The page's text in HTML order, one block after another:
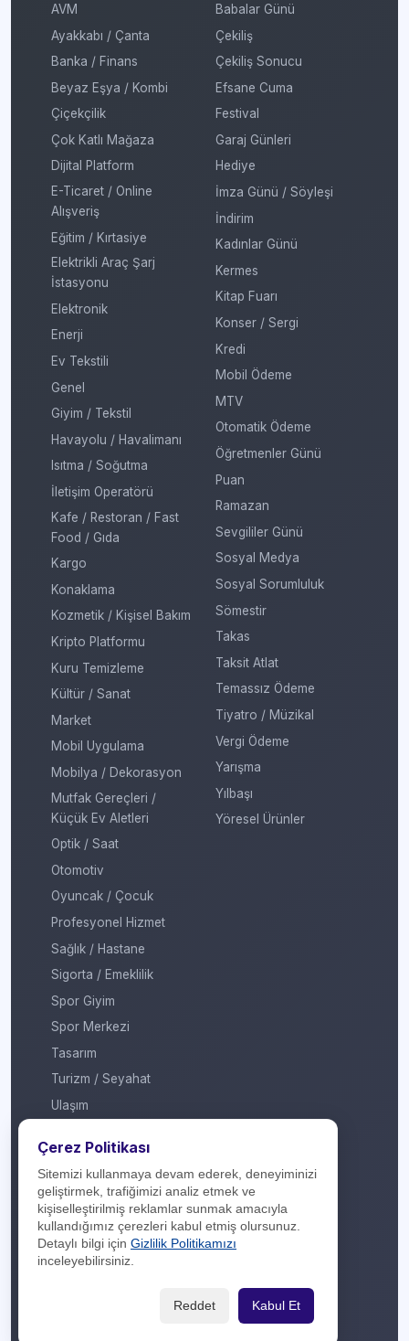
AVM
Ayakkabı / Çanta
Banka / Finans
Beyaz Eşya / Kombi
Çiçekçilik
Çok Katlı Mağaza
Dijital Platform
E-Ticaret / Online
Alışveriş
Eğitim / Kırtasiye
Elektrikli Araç Şarj
İstasyonu
Elektronik
Enerji
Ev Tekstili
Genel
Giyim / Tekstil
Havayolu / Havalimanı
Isıtma / Soğutma
İletişim Operatörü
Kafe / Restoran / Fast
Food / Gıda
Kargo
Konaklama
Kozmetik / Kişisel Bakım
Kripto Platformu
Kuru Temizleme
Kültür / Sanat
Market
Mobil Uygulama
Mobilya / Dekorasyon
Mutfak Gereçleri /
Küçük Ev Aletleri
Optik / Saat
Otomotiv
Oyuncak / Çocuk
Profesyonel Hizmet
Sağlık / Hastane
Sigorta / Emeklilik
Spor Giyim
Spor Merkezi
Tasarım
Turizm / Seyahat
Ulaşım
Yapı Marketi
Yurt Dışı / Duty Free
Babalar Günü
Çekiliş
Çekiliş Sonucu
Efsane Cuma
Festival
Garaj Günleri
Hediye
İmza Günü / Söyleşi
İndirim
Kadınlar Günü
Kermes
Kitap Fuarı
Konser / Sergi
Kredi
Mobil Ödeme
MTV
Otomatik Ödeme
Öğretmenler Günü
Puan
Ramazan
Sevgililer Günü
Sosyal Medya
Sosyal Sorumluluk
Sömestir
Takas
Taksit Atlat
Temassız Ödeme
Tiyatro / Müzikal
Vergi Ödeme
Yarışma
Yılbaşı
Yöresel Ürünler
Hakkımızda
İletişim
Çerez Politikası
Sitemizi kullanmaya devam ederek, deneyiminizi
geliştirmek, trafiğimizi analiz etmek ve
kişiselleştirilmiş reklamlar sunmak amacıyla
kullandığımız çerezleri kabul etmiş olursunuz.
Detaylı bilgi için Gizlilik Politikamızı
inceleyebilirsiniz.
Reddet Kabul Et